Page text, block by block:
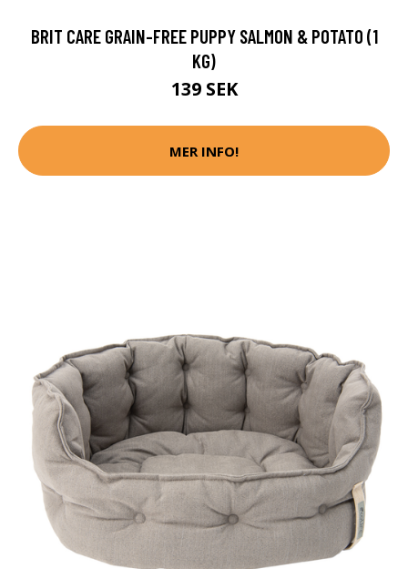
BRIT CARE GRAIN-FREE PUPPY SALMON & POTATO (1
KG)
139 SEK
MER INFO!